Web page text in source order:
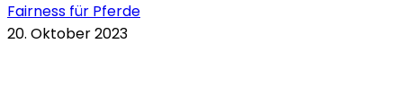
Fairness für Pferde
20. Oktober 2023